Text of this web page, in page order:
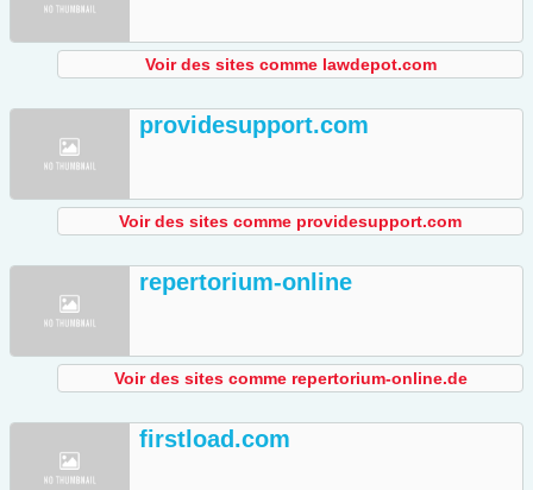
Voir des sites comme lawdepot.com
providesupport.com
Voir des sites comme providesupport.com
repertorium-online
Voir des sites comme repertorium-online.de
firstload.com